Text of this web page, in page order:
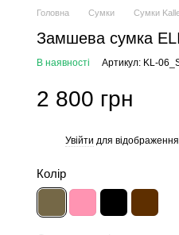
Головна Сумки Сумки
Замшева сумка
В наявності Артикул: KL-
2 800 грн
Увійти для
Колір